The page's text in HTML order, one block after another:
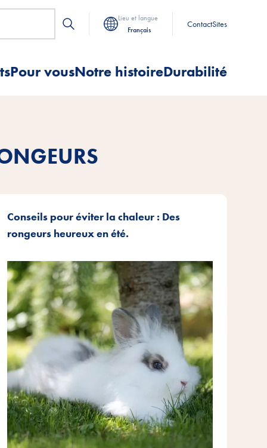
Lieu et langue
Français
ContactSites
Pour vousNotre histoireDurabilité
Conseils pour éviter la chaleur : Des
rongeurs heureux en été.